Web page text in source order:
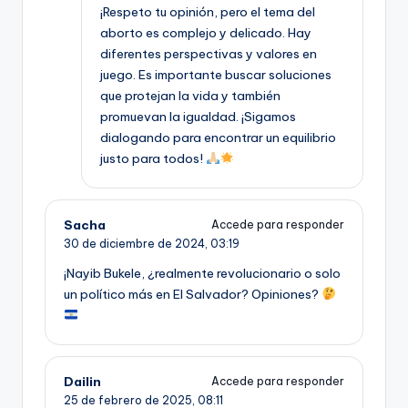
¡Respeto tu opinión, pero el tema del
aborto es complejo y delicado. Hay
diferentes perspectivas y valores en
juego. Es importante buscar soluciones
que protejan la vida y también
promuevan la igualdad. ¡Sigamos
dialogando para encontrar un equilibrio
justo para todos!
Sacha
Accede para responder
30 de diciembre de 2024, 03:19
¡Nayib Bukele, ¿realmente revolucionario o solo
un político más en El Salvador? Opiniones?
Dailin
Accede para responder
25 de febrero de 2025, 08:11